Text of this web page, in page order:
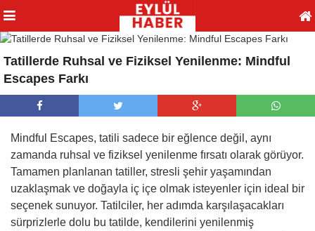
Tatillerde Ruhsal ve Fiziksel Yenilenme: Mindful
Escapes Farkı
Mindful Escapes, tatili sadece bir eğlence değil, aynı
zamanda ruhsal ve fiziksel yenilenme fırsatı olarak görüyor.
Tamamen planlanan tatiller, stresli şehir yaşamından
uzaklaşmak ve doğayla iç içe olmak isteyenler için ideal bir
seçenek sunuyor. Tatilciler, her adımda karşılaşacakları
sürprizlerle dolu bu tatilde, kendilerini yenilenmiş